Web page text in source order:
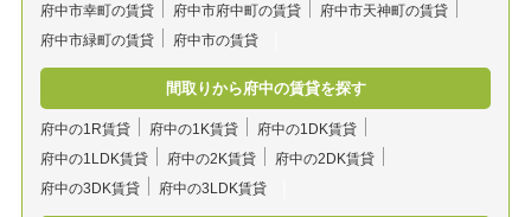
府中市幸町の賃貸
府中市府中町の賃貸
府中市天神町の賃貸
府中市緑町の賃貸
府中市の賃貸
間取りから府中の賃貸を探す
府中の1R賃貸 府中の1K賃貸
府中の1DK賃貸
府中の1LDK賃貸
府中の2K賃貸
府中の2DK賃貸
府中の3DK賃貸
府中の3LDK賃貸